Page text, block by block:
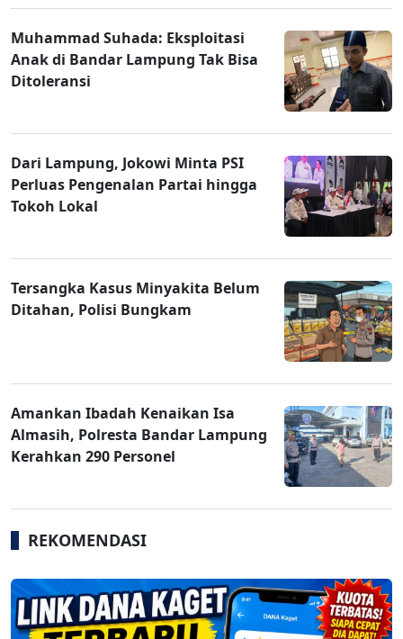
Muhammad Suhada: Eksploitasi
Anak di Bandar Lampung Tak Bisa
Ditoleransi
Dari Lampung, Jokowi Minta PSI
Perluas Pengenalan Partai hingga
Tokoh Lokal
Tersangka Kasus Minyakita Belum
Ditahan, Polisi Bungkam
Amankan Ibadah Kenaikan Isa
Almasih, Polresta Bandar Lampung
Kerahkan 290 Personel
REKOMENDASI